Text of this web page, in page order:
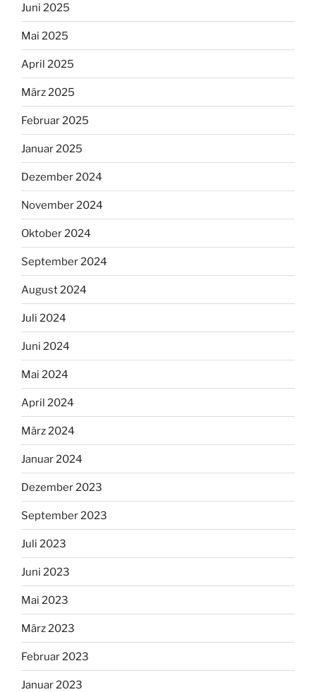
Juni 2025
Mai 2025
April 2025
März 2025
Februar 2025
Januar 2025
Dezember 2024
November 2024
Oktober 2024
September 2024
August 2024
Juli 2024
Juni 2024
Mai 2024
April 2024
März 2024
Januar 2024
Dezember 2023
September 2023
Juli 2023
Juni 2023
Mai 2023
März 2023
Februar 2023
Januar 2023